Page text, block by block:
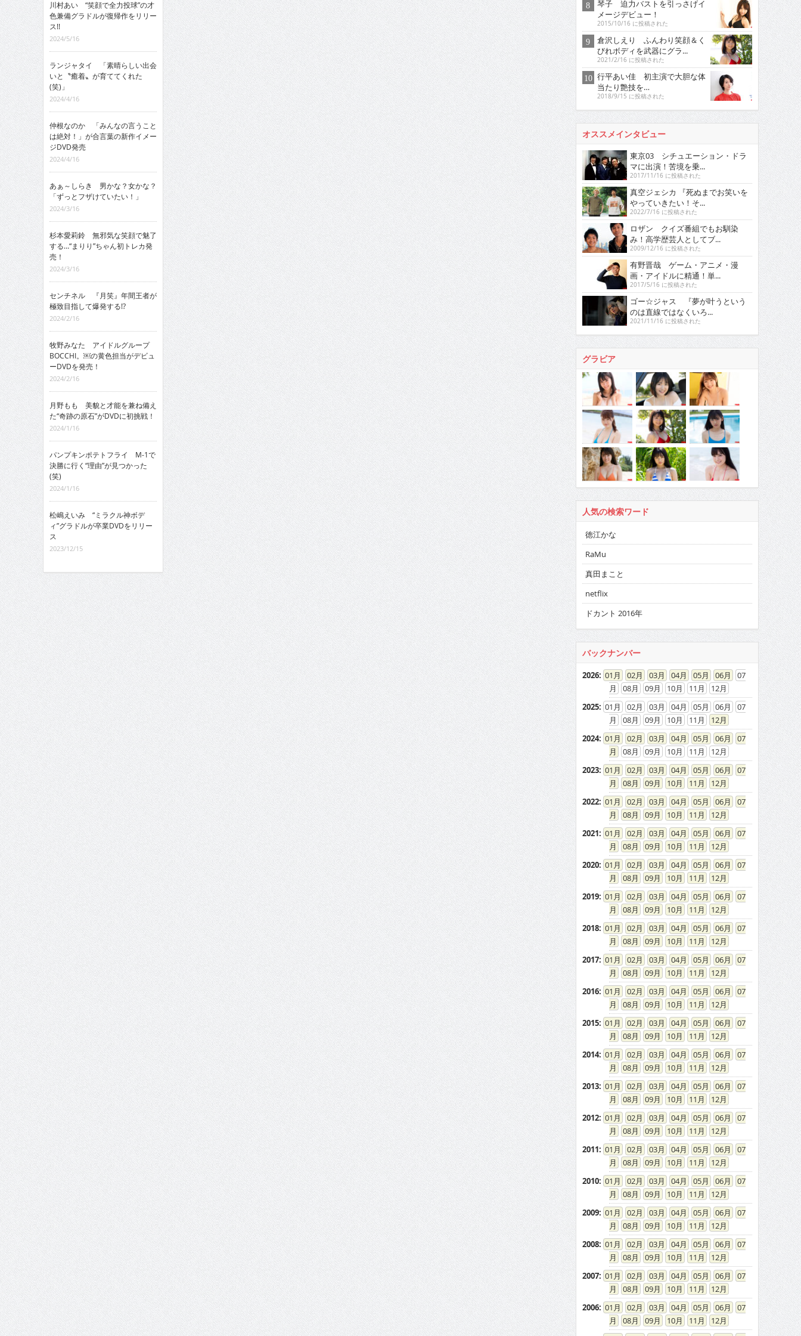
川村あい “笑顔で全力投球”の才
色兼備グラドルが復帰作をリリー
ス!!
2024/5/16
ランジャタイ 「素晴らしい出会
いと〝癒着〟が育ててくれた
(笑)」
2024/4/16
仲根なのか 「みんなの言うこと
は絶対！」が合言葉の新作イメー
ジDVD発売
2024/4/16
あぁ～しらき 男かな？女かな？
「ずっとフザけていたい！」
2024/3/16
杉本愛莉鈴 無邪気な笑顔で魅了
する…“まりり”ちゃん初トレカ発
売！
2024/3/16
センチネル 『月笑』年間王者が
極致目指して爆発する!?
2024/2/16
牧野みなた アイドルグループ
BOCCHI。￼の黄色担当がデビュ
ーDVDを発売！
2024/2/16
月野もも 美貌と才能を兼ね備え
た“奇跡の原石”がDVDに初挑戦！
2024/1/16
パンプキンポテトフライ M-1で
決勝に行く“理由”が見つかった
(笑)
2024/1/16
松嶋えいみ “ミラクル神ボデ
ィ”グラドルが卒業DVDをリリー
ス
2023/12/15
琴子 迫力バストを引っさげイ
メージデビュー！
2015/10/16 に投稿された
倉沢しえり ふんわり笑顔＆く
びれボディを武器にグラ...
2021/2/16 に投稿された
行平あい佳 初主演で大胆な体
当たり艶技を…
2018/9/15 に投稿された
オススメインタビュー
東京03 シチュエーション・ドラ
マに出演！苦境を乗...
2017/11/16 に投稿された
真空ジェシカ 『死ぬまでお笑いを
やっていきたい！そ...
2022/7/16 に投稿された
ロザン クイズ番組でもお馴染
み！高学歴芸人としてブ...
2009/12/16 に投稿された
有野晋哉 ゲーム・アニメ・漫
画・アイドルに精通！単...
2017/5/16 に投稿された
ゴー☆ジャス 『夢が叶うという
のは直線ではなくいろ...
2021/11/16 に投稿された
グラビア
人気の検索ワード
徳江かな
RaMu
真田まこと
netflix
ドカント 2016年
バックナンバー
2026: 01 02 03 04 05 06
07
08
09 10 11
12
2025: 01 02 03 04 05 06
07
08
09 10 11
12
2024: 01 02 03 04 05 06
07
08
09 10 11
12
2023: 01 02 03 04 05 06
07
08
09 10 11
12
2022: 01 02 03 04 05 06
07
08
09 10 11
12
2021: 01 02 03 04 05 06
07
08
09 10 11
12
2020: 01 02 03 04 05 06
07
08
09 10 11
12
2019: 01 02 03 04 05 06
07
08
09 10 11
12
2018: 01 02 03 04 05 06
07
08
09 10 11
12
2017: 01 02 03 04 05 06
07
08
09 10 11
12
2016: 01 02 03 04 05 06
07
08
09 10 11
12
2015: 01 02 03 04 05 06
07
08
09 10 11
12
2014: 01 02 03 04 05 06
07
08
09 10 11
12
2013: 01 02 03 04 05 06
07
08
09 10 11
12
2012: 01 02 03 04 05 06
07
08
09 10 11
12
2011: 01 02 03 04 05 06
07
08
09 10 11
12
2010: 01 02 03 04 05 06
07
08
09 10 11
12
2009: 01 02 03 04 05 06
07
08
09 10 11
12
2008: 01 02 03 04 05 06
07
08
09 10 11
12
2007: 01 02 03 04 05 06
07
08
09 10 11
12
2006: 01 02 03 04 05 06
07
08
09 10 11
12